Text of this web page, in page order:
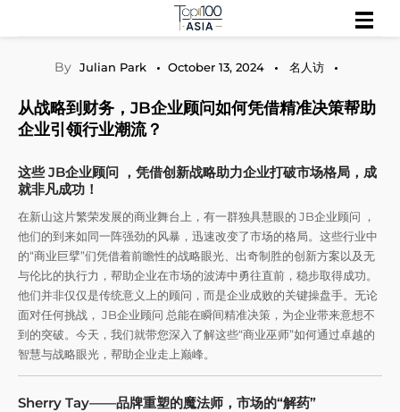
to
By Julian Park October 13, 2024 名人访
从战略到财务，JB企业顾问如何凭借精准决策帮助
企业引领行业潮流？
这些 JB企业顾问 ，凭借创新战略助力企业打破市场格局，成
就非凡成功！
在新山这片繁荣发展的商业舞台上，有一群独具慧眼的 JB企业顾问 ，
他们的到来如同一阵强劲的风暴，迅速改变了市场的格局。这些行业中
的“商业巨擘”们凭借着前瞻性的战略眼光、出奇制胜的创新方案以及无
与伦比的执行力，帮助企业在市场的波涛中勇往直前，稳步取得成功。
他们并非仅仅是传统意义上的顾问，而是企业成败的关键操盘手。无论
面对任何挑战， JB企业顾问 总能在瞬间精准决策，为企业带来意想不
到的突破。今天，我们就带您深入了解这些“商业巫师”如何通过卓越的
智慧与战略眼光，帮助企业走上巅峰。
Sherry Tay——品牌重塑的魔法师，市场的“解药”